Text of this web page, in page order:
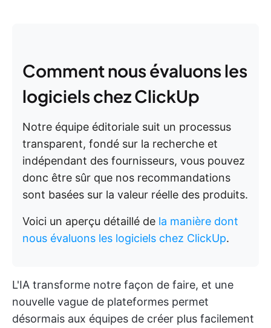
Comment nous évaluons les
logiciels chez ClickUp
Notre équipe éditoriale suit un processus
transparent, fondé sur la recherche et
indépendant des fournisseurs, vous pouvez
donc être sûr que nos recommandations
sont basées sur la valeur réelle des produits.
Voici un aperçu détaillé de la manière dont
nous évaluons les logiciels chez ClickUp.
L'IA transforme notre façon de faire, et une
nouvelle vague de plateformes permet
désormais aux équipes de créer plus facilement